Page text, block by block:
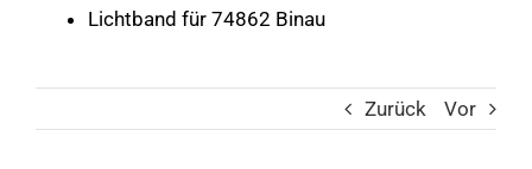
Lichtband für 74862 Binau
Zurück Vor